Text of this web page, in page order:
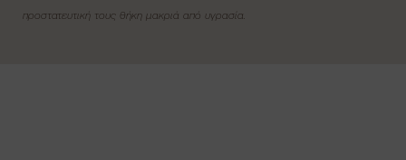
προστατευτική τους θήκη μακριά από υγρασία.